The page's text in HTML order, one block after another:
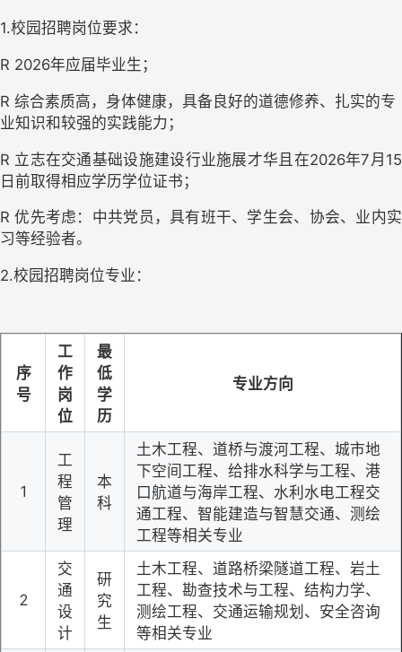
1.校园招聘岗位要求：
R 2026年应届毕业生；
R 综合素质高，身体健康，具备良好的道德修养、扎实的专
业知识和较强的实践能力；
R 立志在交通基础设施建设行业施展才华且在2026年7月15
日前取得相应学历学位证书；
R 优先考虑：中共党员，具有班干、学生会、协会、业内实
习等经验者。
2.校园招聘岗位专业：
序
号
工
作
岗
位
最
低
学
历
专业方向
1
工
程
管
理
本
科
土木工程、道桥与渡河工程、城市地
下空间工程、给排水科学与工程、港
口航道与海岸工程、水利水电工程交
通工程、智能建造与智慧交通、测绘
工程等相关专业
2
交
通
设
计
研
究
生
土木工程、道路桥梁隧道工程、岩土
工程、勘查技术与工程、结构力学、
测绘工程、交通运输规划、安全咨询
等相关专业